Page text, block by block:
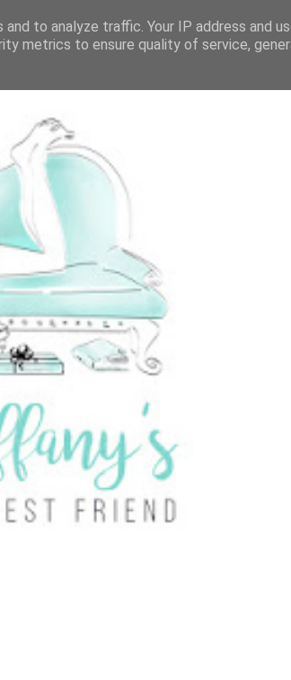
to analyze traffic. Your IP address and
metrics to ensure quality of service,